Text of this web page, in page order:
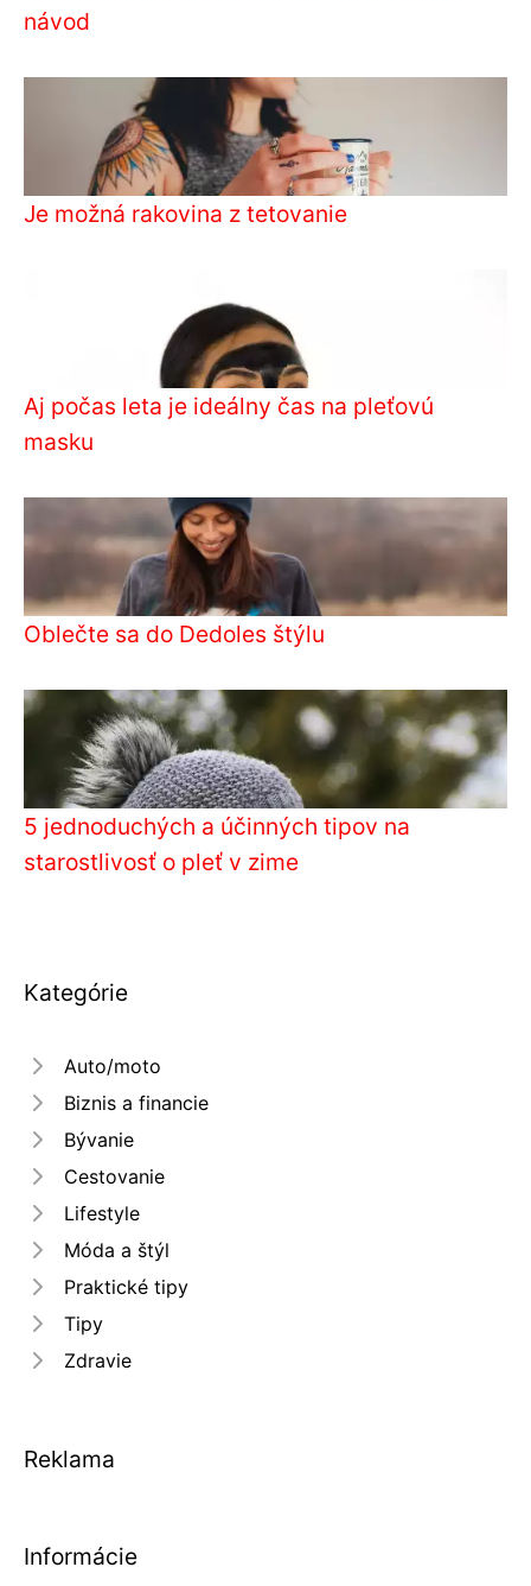
návod
Je možná rakovina z tetovanie
Aj počas leta je ideálny čas na pleťovú
masku
Oblečte sa do Dedoles štýlu
5 jednoduchých a účinných tipov na
starostlivosť o pleť v zime
Kategórie
Auto/moto
Biznis a financie
Bývanie
Cestovanie
Lifestyle
Móda a štýl
Praktické tipy
Tipy
Zdravie
Reklama
Informácie